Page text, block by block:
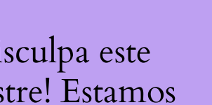
este
Estamos